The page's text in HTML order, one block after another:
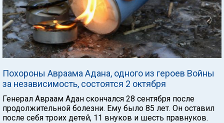
Похороны Авраама Адана, одного из героев Войны
за независимость, состоятся 2 октября
Генерал Авраам Адан скончался 28 сентября после
продолжительной болезни. Ему было 85 лет. Он оставил
после себя троих детей, 11 внуков и шесть правнуков.